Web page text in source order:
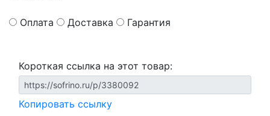
Оплата Доставка Гарантия
Короткая ссылка на этот товар:
Копировать ссылку